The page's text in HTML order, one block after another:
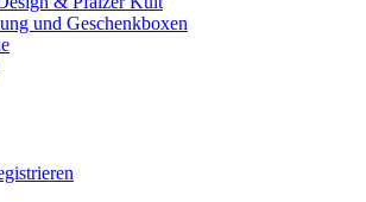
und Geschenkboxen